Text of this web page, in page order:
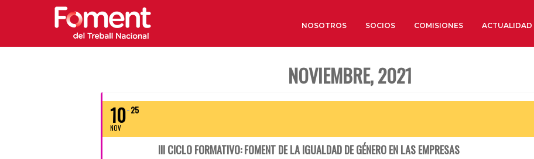
NOSOTROS
Institut d’Estudis Estratègics
SOCIOS COMISIONES ACTUALIDAD
NOVIEMBRE, 2021
10
NOV
25
III CICLO FORMATIVO: FOMENT DE LA IGUALDAD DE GÉNERO EN LAS EMPRESAS